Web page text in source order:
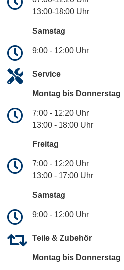
13:00-18:00 Uhr
Samstag
9:00 - 12:00 Uhr
Service
Montag bis Donnerstag
7:00 - 12:20 Uhr
13:00 - 18:00 Uhr
Freitag
7:00 - 12:20 Uhr
13:00 - 17:00 Uhr
Samstag
9:00 - 12:00 Uhr
Teile & Zubehör
Montag bis Donnerstag